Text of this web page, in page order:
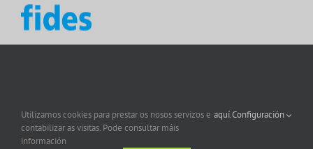
Utilizamos cookies para prestar os nosos servizos e
contabilizar as visitas. Pode consultar máis
información
aquí.Configuración